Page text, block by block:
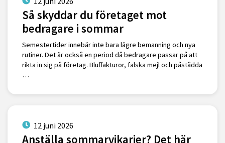
Så skyddar du företaget mot
bedragare i sommar
Semestertider innebär inte bara lägre bemanning och nya
rutiner. Det är också en period då bedragare passar på att
rikta in sig på företag. Bluffakturor, falska mejl och påstådda
…
12 juni 2026
Anställa sommarvikarier? Det här